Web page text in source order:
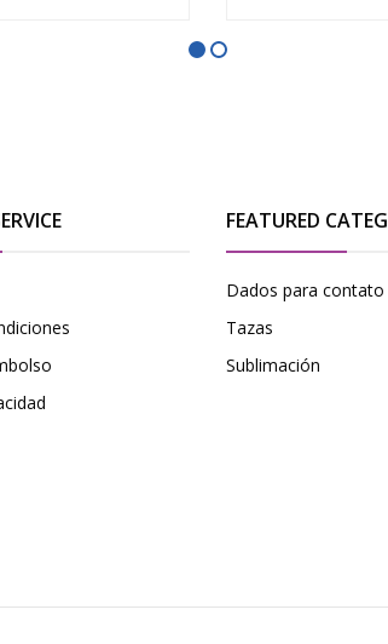
FEATURED
Dados para contato
Tazas
Sublimación